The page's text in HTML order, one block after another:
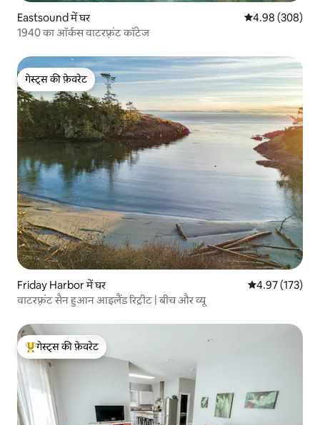
Eastsound में घर औसत रेटिंग 5 में से
4.98 (308)
1940 का ऑर्कस वाटरफ़्रंट कॉटेज
गेस्ट्स की फ़ेवरेट
गेस्ट्स की फ़ेवरेट
Friday Harbor में घर औसत रेटिंग 5 में से
4.97 (173)
वाटरफ़्रंट सैन हुआन आइलैंड रिट्रीट | बीच और व्यू
गेस्ट्स का टॉप फ़ेवरेट
गेस्ट्स की फ़ेवरेट